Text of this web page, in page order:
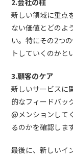
2.会社の柱
新しい領域に重点
ない価値とどのよ
い。特にその2つ
トしていくのかと
3.顧客のケア
新しいサービスに
的なフィードバッ
@メンションして
るのかを確認します
最後に、新しいイ